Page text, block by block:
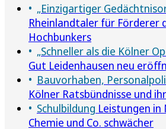
„Einzigartiger
Rheinlandtaler für Förderer
Hochbunkers
„Schneller als die Kölner
Gut Leidenhausen neu
Bauvorhaben,
Kölner Ratsbündnisse und
Schulbildung Leistungen in
Chemie und Co. schwächer